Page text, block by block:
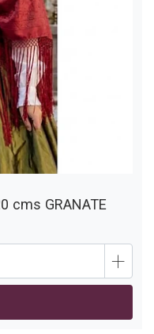
cms GRANATE
+